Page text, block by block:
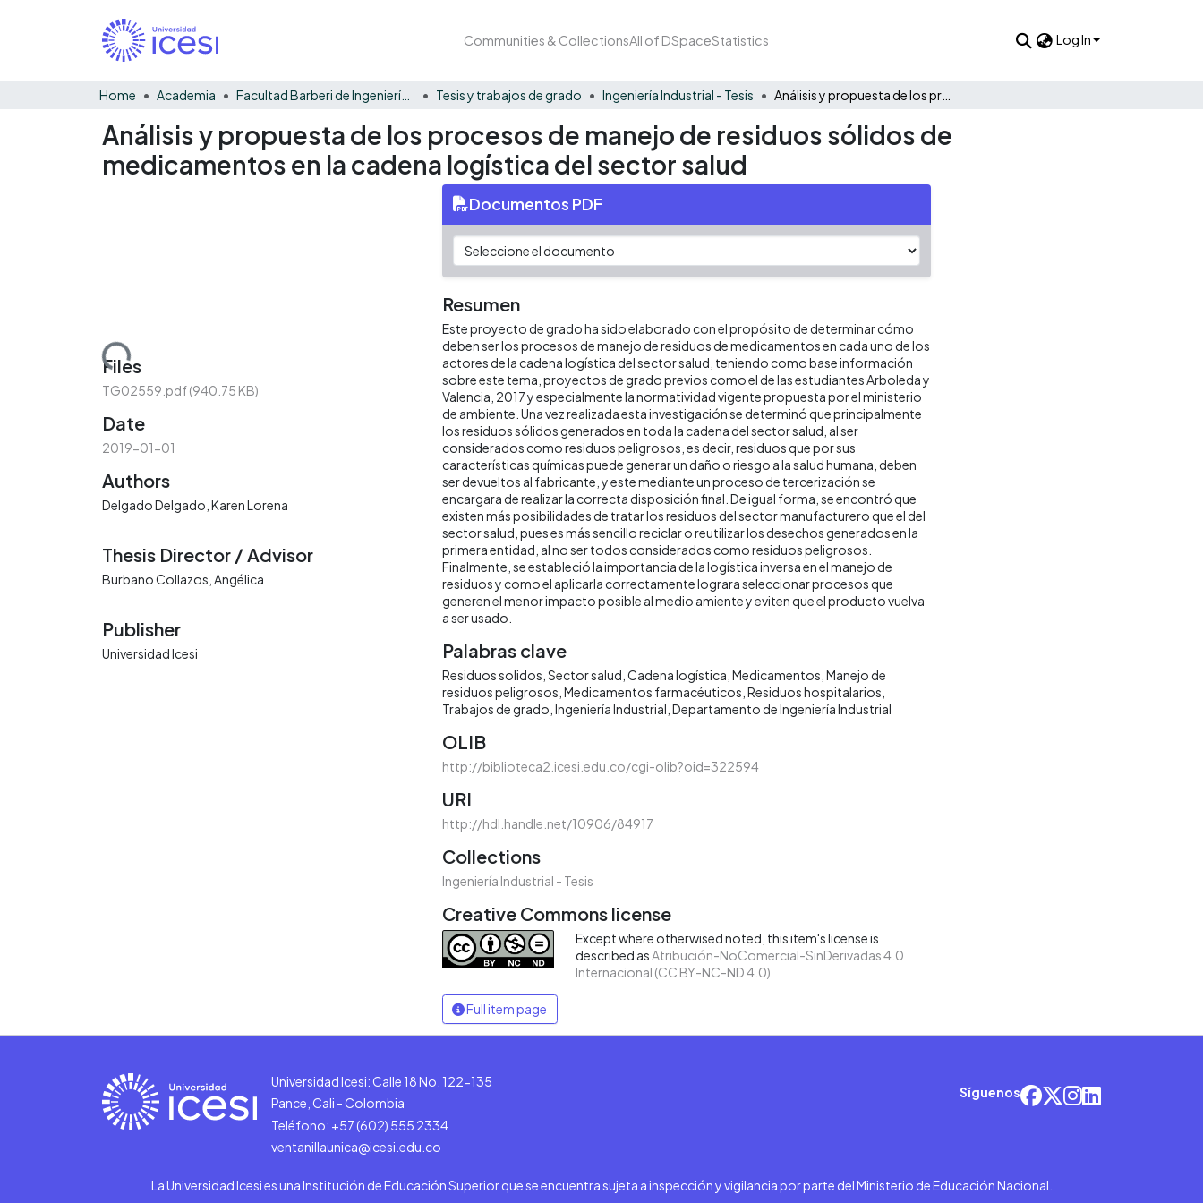
Communities & CollectionsAll of DSpaceStatistics Log In
Home Academia Facultad Barberi de Ingeniería, Diseño y Ciencias Aplicadas Tesis y trabajos de grado Ingeniería Industrial - Tesis
Análisis y propuesta de los procesos de manejo de residuos sólidos de
medicamentos en la cadena logística del sector salud
Loading...
Files
TG02559.pdf(940.75 KB)
Date
2019-01-01
Authors
Delgado Delgado, Karen Lorena
Thesis Director / Advisor
Burbano Collazos, Angélica
Publisher
Universidad Icesi
Documentos PDF
Resumen
Este proyecto de grado ha sido elaborado con el propósito de determinar cómo
deben ser los procesos de manejo de residuos de medicamentos en cada uno de los
actores de la cadena logística del sector salud, teniendo como base información
sobre este tema, proyectos de grado previos como el de las estudiantes Arboleda y
Valencia, 2017 y especialmente la normatividad vigente propuesta por el ministerio
de ambiente. Una vez realizada esta investigación se determinó que principalmente
los residuos sólidos generados en toda la cadena del sector salud, al ser
considerados como residuos peligrosos, es decir, residuos que por sus
características químicas puede generar un daño o riesgo a la salud humana, deben
ser devueltos al fabricante, y este mediante un proceso de tercerización se
encargara de realizar la correcta disposición final. De igual forma, se encontró que
existen más posibilidades de tratar los residuos del sector manufacturero que el del
sector salud, pues es más sencillo reciclar o reutilizar los desechos generados en la
primera entidad, al no ser todos considerados como residuos peligrosos.
Finalmente, se estableció la importancia de la logística inversa en el manejo de
residuos y como el aplicarla correctamente lograra seleccionar procesos que
generen el menor impacto posible al medio amiente y eviten que el producto vuelva
a ser usado.
Palabras clave
Residuos solidos Sector salud Cadena logística Medicamentos Manejo de
residuos peligrosos Medicamentos farmacéuticos Residuos hospitalarios
Trabajos de grado Ingeniería Industrial Departamento de Ingeniería Industrial
OLIB
http://biblioteca2.icesi.edu.co/cgi-olib?oid=322594
URI
http://hdl.handle.net/10906/84917
Collections
Ingeniería Industrial - Tesis
Creative Commons license
Except where otherwised noted, this item's license is
described as Atribución-NoComercial-SinDerivadas 4.0
Internacional (CC BY-NC-ND 4.0)
Full item page
Universidad Icesi: Calle 18 No. 122-135
Pance, Cali - Colombia
Teléfono: +57 (602) 555 2334
ventanillaunica@icesi.edu.co
Síguenos
La Universidad Icesi es una Institución de Educación Superior que se encuentra sujeta a inspección y vigilancia por parte del Ministerio de Educación Nacional.